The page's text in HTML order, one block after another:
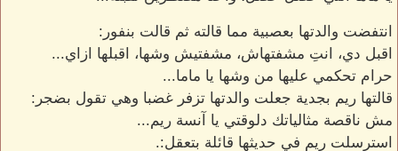
انتفضت والدتها بعصبية مما قالته ثم قالت بنفور:
اقبل دي، انتِ مشفتهاش، مشفتيش وشها، اقبلها ازاي...
حرام تحكمي عليها من وشها يا ماما...
قالتها ريم بجدية جعلت والدتها تزفر غضبا وهي تقول بضجر:
مش ناقصة مثالياتك دلوقتي يا آنسة ريم...
استرسلت ريم في حديثها قائلة بتعقل:.